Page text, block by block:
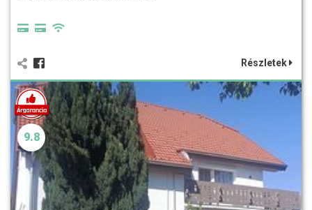
Részletek
9.8